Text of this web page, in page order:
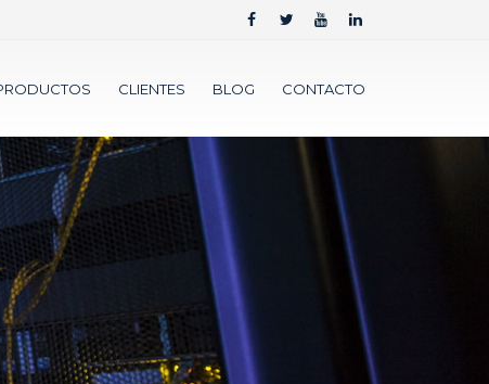
CLIENTES BLOG CONTACTO